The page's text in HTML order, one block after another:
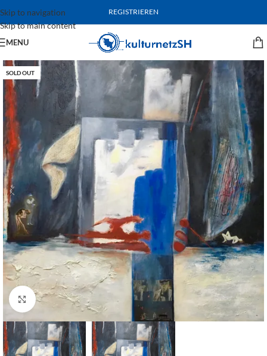
Skip to navigation
Skip to main content
REGISTRIEREN
MENU
SOLD OUT
Click to enlarge